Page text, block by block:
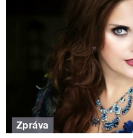
Zpráva